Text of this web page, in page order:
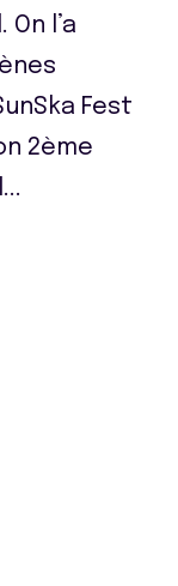
l’a
Fest
2ème
...